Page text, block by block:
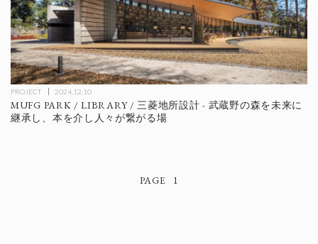
PROJECT 2024.12.10
MUFG PARK / LIBRARY / 三菱地所設計 - 武蔵野の森を未来に
継承し、本を介し人々が繋がる場
1